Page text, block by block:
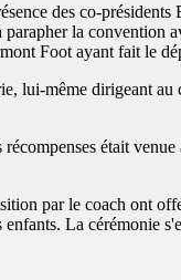
des co-
la
Foot ayant fait le
même dirigeant
était
par le coach ont
La cérémonie